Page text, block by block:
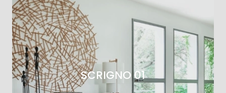
SCRIGNO 01